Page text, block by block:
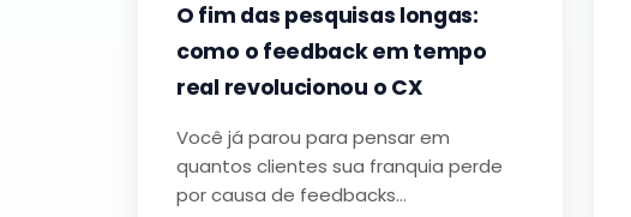
O fim das pesquisas longas:
como o feedback em tempo
real revolucionou o CX
Você já parou para pensar em
quantos clientes sua franquia perde
por causa de feedbacks…